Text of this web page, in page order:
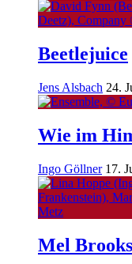
Beetlejuice
Jens Alsbach 24.
Wie im
Ingo Göllner 17.
Mel